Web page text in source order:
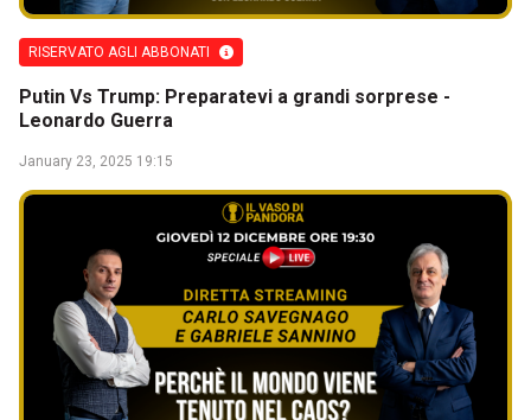
RISERVATO AGLI ABBONATI
Putin Vs Trump: Preparatevi a grandi sorprese -
Leonardo Guerra
January 23, 2025 19:15